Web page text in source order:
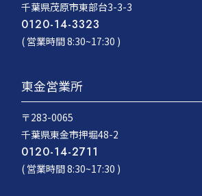
千葉県茂原市東部台3-3-3
0120-14-3323
( 営業時間 8:30~17:30 )
東金営業所
〒283-0065
千葉県東金市押堀48-2
0120-14-2711
( 営業時間 8:30~17:30 )